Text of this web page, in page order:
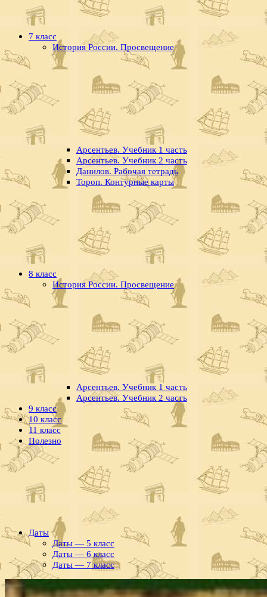
7 класс
История России. Просвещение
Арсентьев. Учебник 1 часть
Арсентьев. Учебник 2 часть
Данилов. Рабочая тетрадь
Тороп. Контурные карты
8 класс
История России. Просвещение
Арсентьев. Учебник 1 часть
Арсентьев. Учебник 2 часть
9 класс
10 класс
11 класс
Полезно
Даты
Даты — 5 класс
Даты — 6 класс
Даты — 7 класс